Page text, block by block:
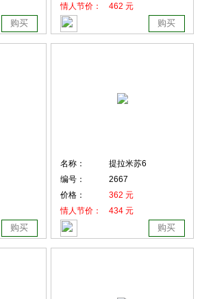
购买
情人节价：
462 元
购买
购买
名称：
提拉米苏6
编号：
2667
价格：
362 元
情人节价：
434 元
购买